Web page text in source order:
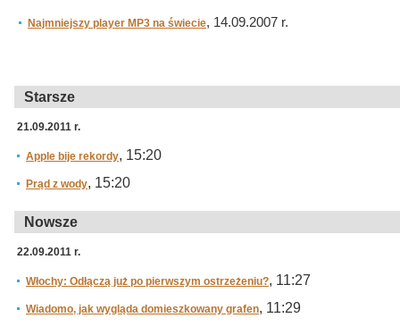
Najmniejszy player MP3 na świecie, 14.09.2007 r.
Starsze
21.09.2011 r.
Apple bije rekordy, 15:20
Prąd z wody, 15:20
Nowsze
22.09.2011 r.
Włochy: Odłączą już po pierwszym ostrzeżeniu?, 11:27
Wiadomo, jak wygląda domieszkowany grafen, 11:29